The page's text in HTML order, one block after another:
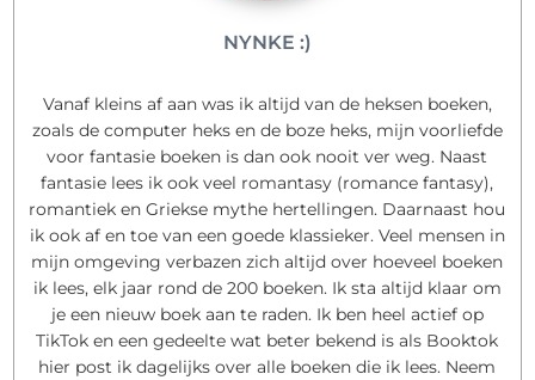
NYNKE :)
Vanaf kleins af aan was ik altijd van de heksen boeken,
zoals de computer heks en de boze heks, mijn voorliefde
voor fantasie boeken is dan ook nooit ver weg. Naast
fantasie lees ik ook veel romantasy (romance fantasy),
romantiek en Griekse mythe hertellingen. Daarnaast hou
ik ook af en toe van een goede klassieker. Veel mensen in
mijn omgeving verbazen zich altijd over hoeveel boeken
ik lees, elk jaar rond de 200 boeken. Ik sta altijd klaar om
je een nieuw boek aan te raden. Ik ben heel actief op
TikTok en een gedeelte wat beter bekend is als Booktok
hier post ik dagelijks over alle boeken die ik lees. Neem